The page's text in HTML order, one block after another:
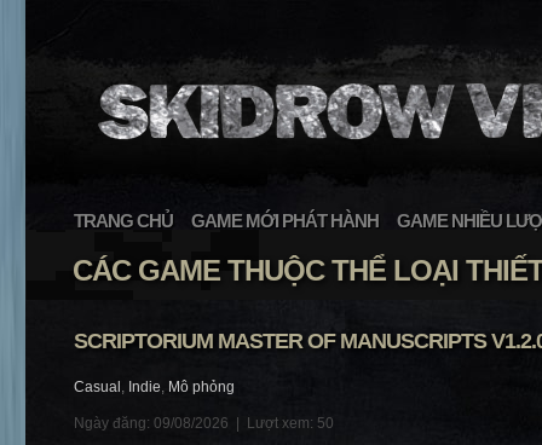
TRANG CHỦ GAME MỚI PHÁT HÀNH GAME NHIỀU
CÁC GAME THUỘC THỂ LOẠI
SCRIPTORIUM MASTER OF MANUSCRIPTS
Casual , Indie, Mô phỏng
Ngày đăng: 09/08/2026 | Lượt xem: 50